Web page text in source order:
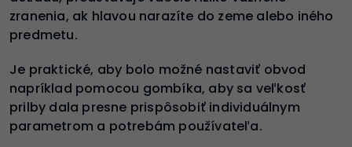
zranenia, ak hlavou narazíte do zeme alebo iného
predmetu.
Je praktické, aby bolo možné nastaviť obvod
napríklad pomocou gombíka, aby sa veľkosť
prilby dala presne prispôsobiť individuálnym
parametrom a potrebám používateľa.